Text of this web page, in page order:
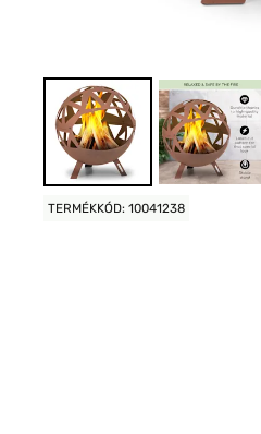
TERMÉKKÓD: 10041238